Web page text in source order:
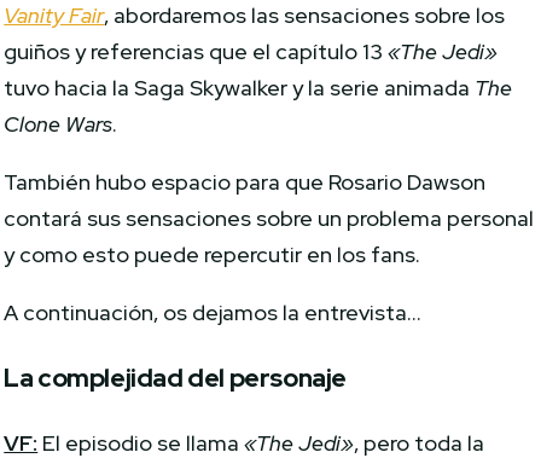
Vanity Fair, abordaremos las sensaciones sobre los
guiños y referencias que el capítulo 13«The Jedi»
tuvo hacia la Saga Skywalker y la serie animada The
Clone Wars.
También hubo espacio para que Rosario Dawson
contará sus sensaciones sobre un problema personal
y como esto puede repercutir en los fans.
A continuación, os dejamos la entrevista…
La complejidad del personaje
VF: El episodio se llama«The Jedi», pero toda la